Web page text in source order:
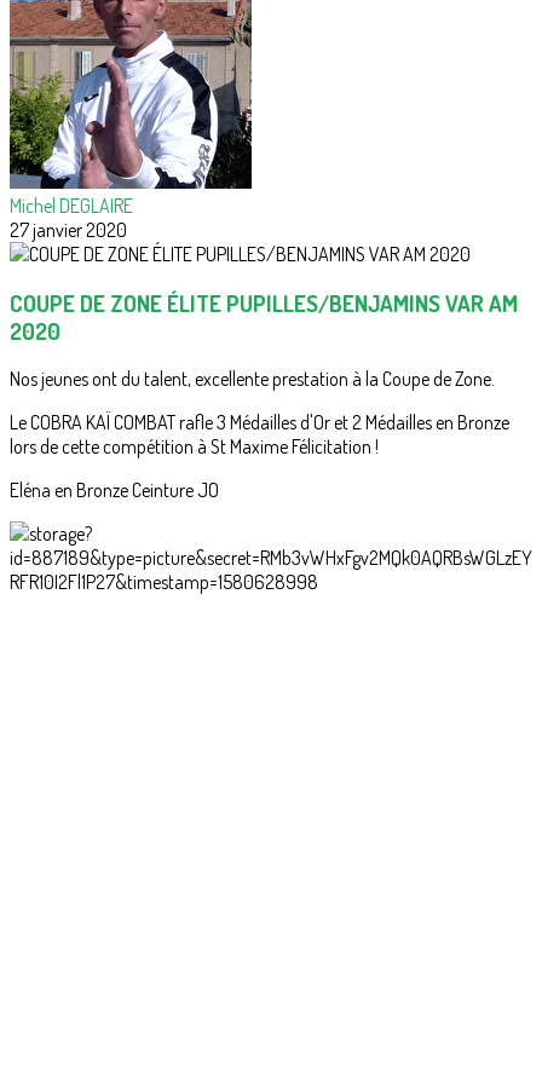
Michel DEGLAIRE
27 janvier 2020
COUPE DE ZONE ÉLITE PUPILLES/BENJAMINS VAR AM
2020
Nos jeunes ont du talent, excellente prestation à la Coupe de Zone.
Le COBRA KAÏ COMBAT rafle 3 Médailles d'Or et 2 Médailles en Bronze
lors de cette compétition à St Maxime Félicitation !
Eléna en Bronze Ceinture JO